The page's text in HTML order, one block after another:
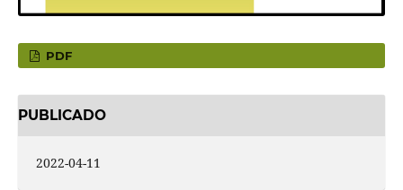
PDF
PUBLICADO
2022-04-11